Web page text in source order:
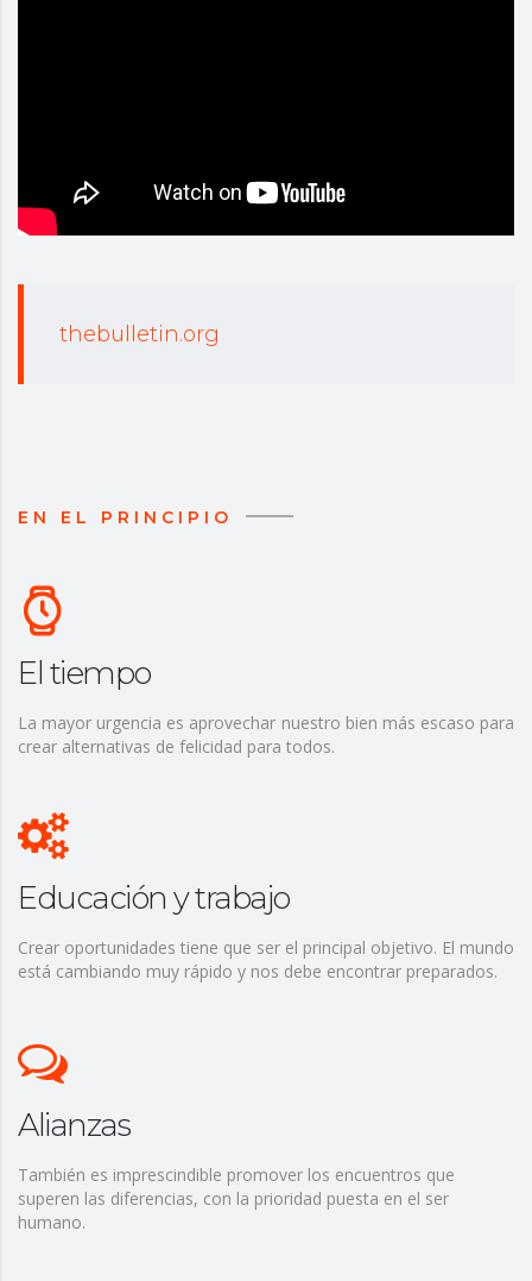
thebulletin.org
EN EL PRINCIPIO
El tiempo
La mayor urgencia es aprovechar nuestro bien más escaso para
crear alternativas de felicidad para todos.
Educación y trabajo
Crear oportunidades tiene que ser el principal objetivo. El mundo
está cambiando muy rápido y nos debe encontrar preparados.
Alianzas
También es imprescindible promover los encuentros que
superen las diferencias, con la prioridad puesta en el ser
humano.